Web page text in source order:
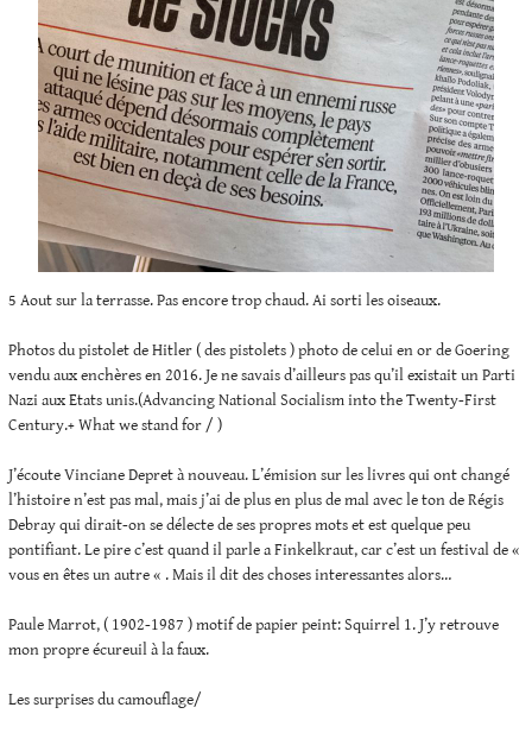
5 Aout sur la terrasse. Pas encore trop chaud. Ai sorti les oiseaux.
Photos du pistolet de Hitler ( des pistolets ) photo de celui en or de Goering
vendu aux enchères en 2016. Je ne savais d’ailleurs pas qu’il existait un Parti
Nazi aux Etats unis.(Advancing National Socialism into the Twenty-First
Century.+ What we stand for / )
J’écoute Vinciane Depret à nouveau. L’émision sur les livres qui ont changé
l’histoire n’est pas mal, mais j’ai de plus en plus de mal avec le ton de Régis
Debray qui dirait-on se délecte de ses propres mots et est quelque peu
pontifiant. Le pire c’est quand il parle a Finkelkraut, car c’est un festival de «
vous en êtes un autre « . Mais il dit des choses interessantes alors…
Paule Marrot, ( 1902-1987 ) motif de papier peint: Squirrel 1. J’y retrouve
mon propre écureuil à la faux.
Les surprises du camouflage/